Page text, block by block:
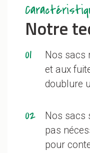
Notre
01
Nos sacs
et aux
doublure
02
Nos sacs
pas
pour